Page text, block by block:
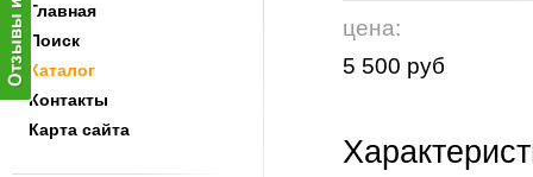
Главная
Поиск
Каталог
Контакты
Карта сайта
цена:
5 500 руб